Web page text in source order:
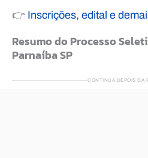
👉 Inscrições, edital e
Resumo do Processo
Parnaíba SP
CONTINUA DEPOIS DA